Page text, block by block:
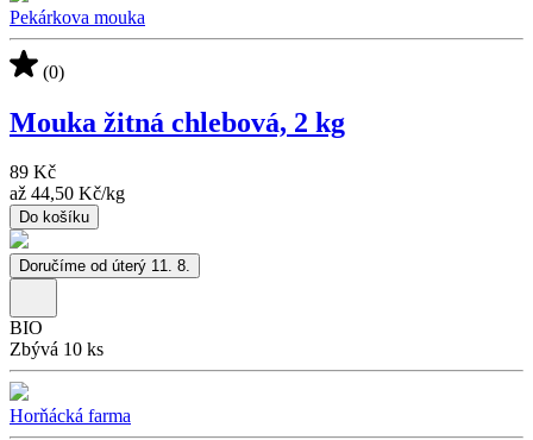
Pekárkova mouka
(0)
Mouka žitná chlebová, 2 kg
89 Kč
až 44,50 Kč/kg
Do košíku
Doručíme od úterý 11. 8.
BIO
Zbývá 10 ks
Horňácká farma